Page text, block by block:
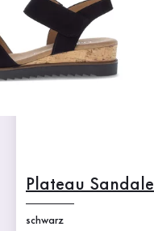
Plateau Sandale
schwarz